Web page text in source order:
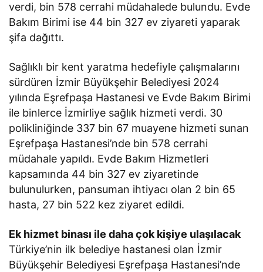
verdi, bin 578 cerrahi müdahalede bulundu. Evde
Bakım Birimi ise 44 bin 327 ev ziyareti yaparak
şifa dağıttı.
Sağlıklı bir kent yaratma hedefiyle çalışmalarını
sürdüren İzmir Büyükşehir Belediyesi 2024
yılında Eşrefpaşa Hastanesi ve Evde Bakım Birimi
ile binlerce İzmirliye sağlık hizmeti verdi. 30
polikliniğinde 337 bin 67 muayene hizmeti sunan
Eşrefpaşa Hastanesi’nde bin 578 cerrahi
müdahale yapıldı. Evde Bakım Hizmetleri
kapsamında 44 bin 327 ev ziyaretinde
bulunulurken, pansuman ihtiyacı olan 2 bin 65
hasta, 27 bin 522 kez ziyaret edildi.
Ek hizmet binası ile daha çok kişiye ulaşılacak
Türkiye’nin ilk belediye hastanesi olan İzmir
Büyükşehir Belediyesi Eşrefpaşa Hastanesi’nde